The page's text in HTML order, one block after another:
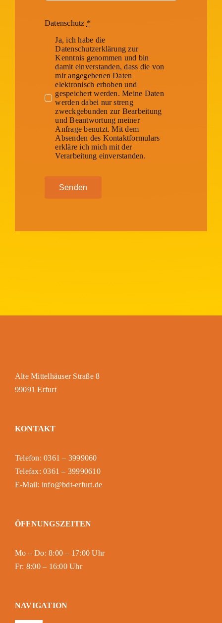
Datenschutz *
Ja, ich habe die
Datenschutzerklärung zur
Kenntnis genommen und bin
damit einverstanden, dass die von
mir angegebenen Daten
elektronisch erhoben und
gespeichert werden. Meine Daten
werden dabei nur streng
zweckgebunden zur Bearbeitung
und Beantwortung meiner
Anfrage benutzt. Mit dem
Absenden des Kontaktformulars
erkläre ich mich mit der
Verarbeitung einverstanden.
Senden
Alte Mittelhäuser Straße 8
99091 Erfurt
KONTAKT
Telefon: 0361 – 3999060
Telefax: 0361 – 39990610
E-Mail: info@bdt-erfurt.de
ÖFFNUNGSZEITEN
Mo – Do: 8:00 – 17:00 Uhr
Fr: 8:00 – 16:00 Uhr
NAVIGATION